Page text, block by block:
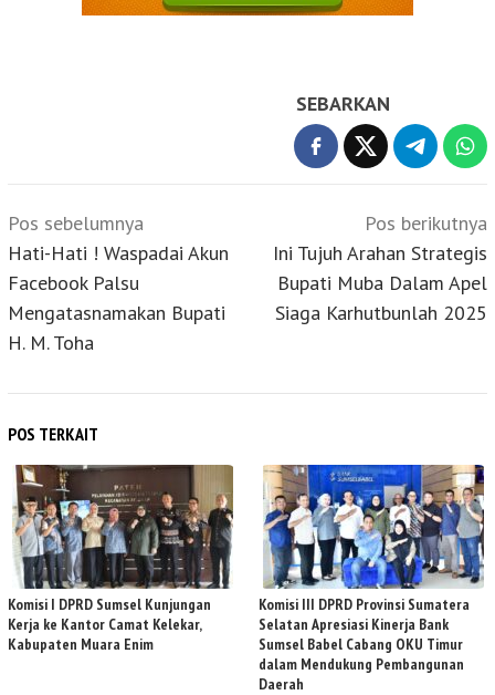
SEBARKAN
Navigasi
pos
Pos sebelumnya
Hati-Hati ! Waspadai Akun
Facebook Palsu
Mengatasnamakan Bupati
H. M. Toha
Pos berikutnya
Ini Tujuh Arahan Strategis
Bupati Muba Dalam Apel
Siaga Karhutbunlah 2025
POS TERKAIT
Komisi I DPRD Sumsel Kunjungan
Kerja ke Kantor Camat Kelekar,
Kabupaten Muara Enim
Komisi III DPRD Provinsi Sumatera
Selatan Apresiasi Kinerja Bank
Sumsel Babel Cabang OKU Timur
dalam Mendukung Pembangunan
Daerah